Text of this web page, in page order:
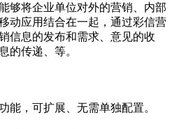
够将企业单位对外的营销、内部
动应用结合在一起，通过彩信营
信息的发布和需求、意见的收
的传递、等。
能，可扩展、无需单独配置。